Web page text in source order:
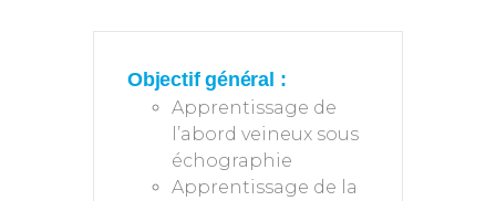
Objectif général :
Apprentissage de
l’abord veineux sous
échographie
Apprentissage de la